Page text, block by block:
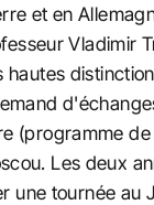
et en
Vladimir
hautes
(programme
Les deux
une tournée au